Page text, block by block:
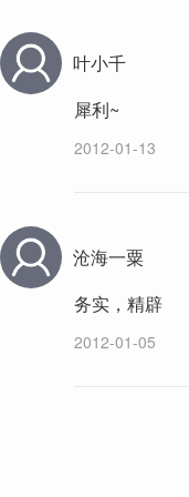
叶小千
犀利~
2012-01-13
沧海一粟
务实，精辟
2012-01-05